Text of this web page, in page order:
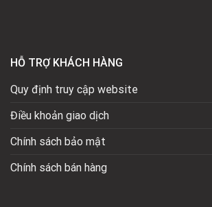
HỖ TRỢ KHÁCH HÀNG
Quy định truy cập website
Điều khoản giao dịch
Chính sách bảo mật
Chính sách bán hàng